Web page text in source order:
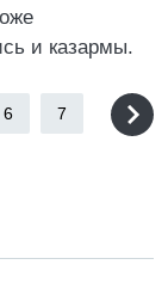
и казармы.
6 7